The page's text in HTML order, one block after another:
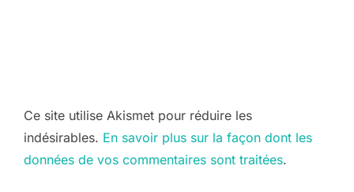
Ce site utilise Akismet pour réduire les
indésirables. En savoir plus sur la façon dont les
données de vos commentaires sont traitées.